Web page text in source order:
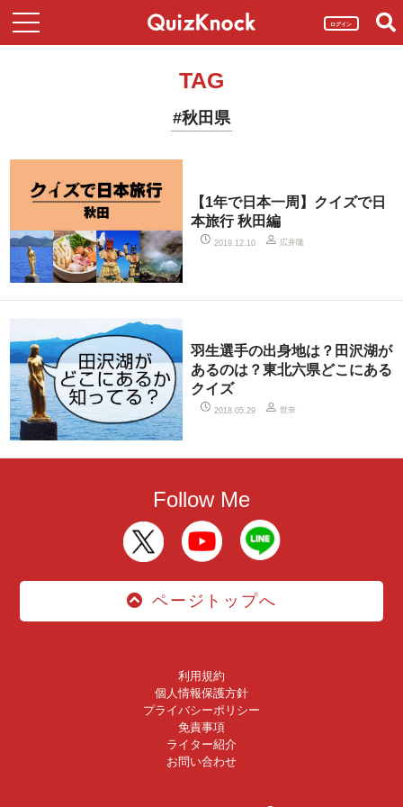
ログイン
TAG
#秋田県
【1年で日本一周】クイズで日
本旅行 秋田編
2019.12.10 広井隆
羽生選手の出身地は？田沢湖が
あるのは？東北六県どこにある
クイズ
2018.05.29 世奈
Follow Me
ページトップへ
利用規約
個人情報保護方針
プライバシーポリシー
免責事項
ライター紹介
お問い合わせ